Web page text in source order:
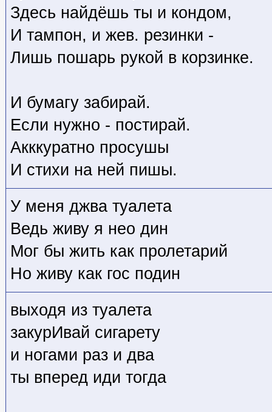
Здесь найдёшь ты и кондом,
И тампон, и жев. резинки -
Лишь пошарь рукой в корзинке.
И бумагу забирай.
Если нужно - постирай.
Акккуратно просушы
И стихи на ней пишы.
У меня джва туалета
Ведь живу я нео дин
Мог бы жить как пролетарий
Но живу как гос подин
выходя из туалета
закурИвай сигарету
и ногами раз и два
ты вперед иди тогда